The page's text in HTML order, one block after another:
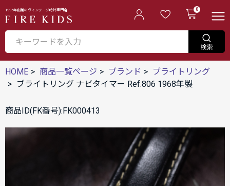
1995年創業のヴィンテージ時計専門店 0
HOME 商品一覧ページ ブランド
ブライトリング
ブライトリング ナビタイマー Ref.806 1968年製
商品ID(FK番号):FK000413